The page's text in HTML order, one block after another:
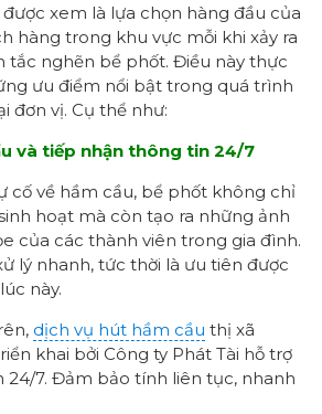
được xem là lựa chọn hàng đầu của
hàng trong khu vực mỗi khi xảy ra
tắc nghẽn bể phốt. Điều này thực
ưu điểm nổi bật trong quá trình
đơn vị. Cụ thể như:
và tiếp nhận thông tin 24/7
cố về hầm cầu, bể phốt không chỉ
hoạt mà còn tạo ra những ảnh
của các thành viên trong gia đình.
lý nhanh, tức thời là ưu tiên được
này.
dịch vụ hút hầm cầu thị xã
khai bởi Công ty Phát Tài hỗ trợ
7. Đảm bảo tính liên tục, nhanh